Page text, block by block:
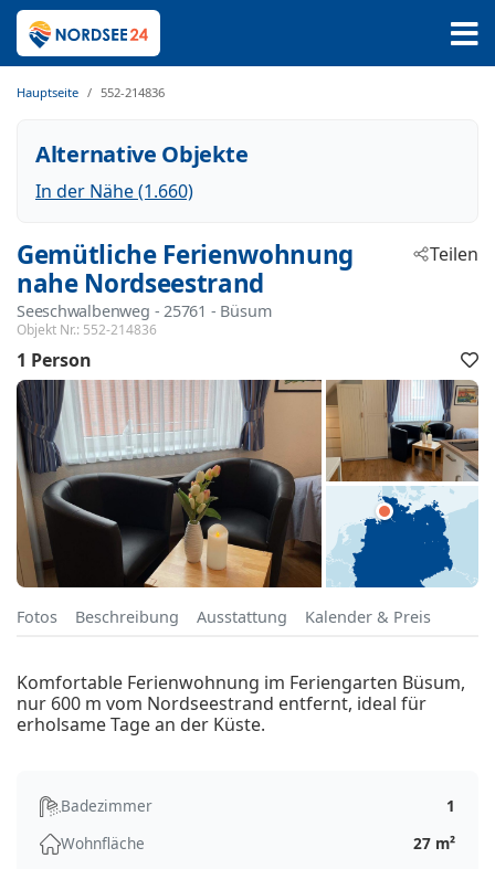
Hauptseite 552-214836
Alternative Objekte
In der Nähe (1.660)
Gemütliche Ferienwohnung
nahe Nordseestrand
Seeschwalbenweg - 25761 - Büsum
Objekt Nr.: 552-214836
Teilen
1 Person
Fotos Beschreibung Ausstattung Kalender & Preis
Komfortable Ferienwohnung im Feriengarten Büsum,
nur 600 m vom Nordseestrand entfernt, ideal für
erholsame Tage an der Küste.
Badezimmer
1
Wohnfläche
27 m²